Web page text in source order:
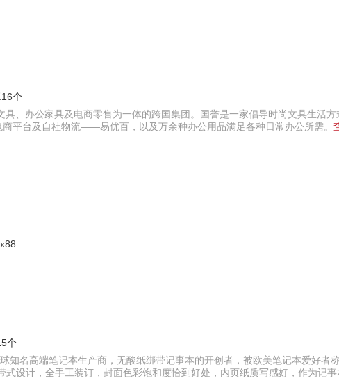
个
、办公家具及电商零售为一体的跨国集团。国誉是一家倡导时尚文具生活
平台及自社物流——易优百，以及万余种办公用品满足各种日常办公所需。
个
名高端笔记本生产商，无酸纸绑带记事本的开创者，被欧美笔记本爱好者
设计，全手工装订，封面色彩饱和度恰到好处，内页纸质写感好，作为记